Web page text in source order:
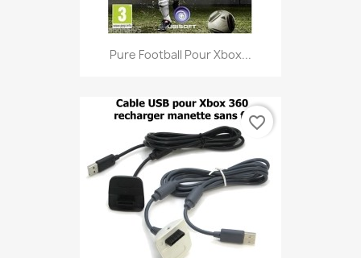
Pure Football Pour Xbox...
favorite_border